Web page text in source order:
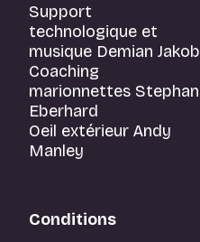
Support
technologique et
musique Demian Jakob
Coaching
marionnettes Stephan
Eberhard
Oeil extérieur Andy
Manley
Conditions